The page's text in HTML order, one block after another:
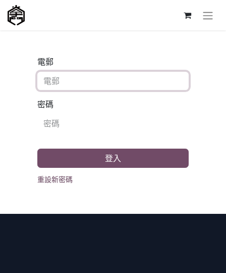
電郵
密碼
登入
重設新密碼